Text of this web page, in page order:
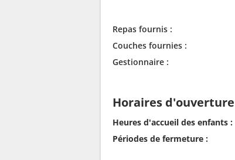
Repas fournis :
Couches fournies :
Gestionnaire :
Horaires d'ouverture
Heures d'accueil des enfants :
Périodes de fermeture :